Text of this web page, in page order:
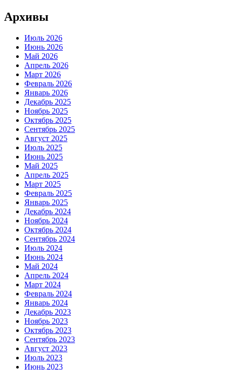
Архивы
Июль 2026
Июнь 2026
Май 2026
Апрель 2026
Март 2026
Февраль 2026
Январь 2026
Декабрь 2025
Ноябрь 2025
Октябрь 2025
Сентябрь 2025
Август 2025
Июль 2025
Июнь 2025
Май 2025
Апрель 2025
Март 2025
Февраль 2025
Январь 2025
Декабрь 2024
Ноябрь 2024
Октябрь 2024
Сентябрь 2024
Июль 2024
Июнь 2024
Май 2024
Апрель 2024
Март 2024
Февраль 2024
Январь 2024
Декабрь 2023
Ноябрь 2023
Октябрь 2023
Сентябрь 2023
Август 2023
Июль 2023
Июнь 2023